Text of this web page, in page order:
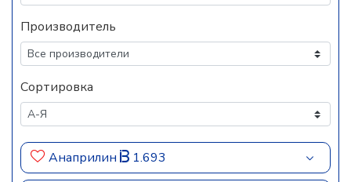
Производитель
Сортировка
Анаприлин 1.693